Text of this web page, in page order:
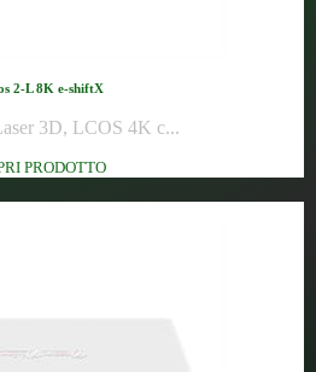
2-L 8K e-shiftX
3D, LCOS 4K c...
PRODOTTO